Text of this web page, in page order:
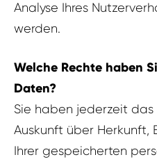
Analyse Ihres
werden.
Welche Rechte haben
Daten?
Sie haben jederzeit
Auskunft über Herkunft,
Ihrer gespeicherten